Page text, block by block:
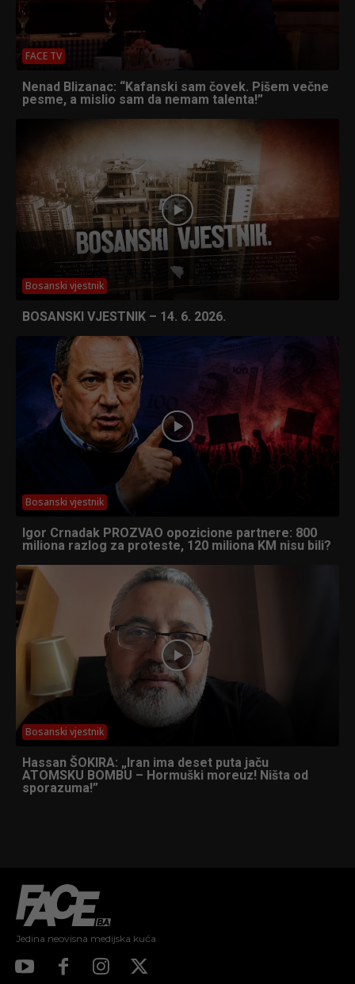
FACE TV
Nenad Blizanac: “Kafanski sam čovek. Pišem večne
pesme, a mislio sam da nemam talenta!”
Bosanski vjestnik
BOSANSKI VJESTNIK – 14. 6. 2026.
Bosanski vjestnik
Igor Crnadak PROZVAO opozicione partnere: 800
miliona razlog za proteste, 120 miliona KM nisu bili?
Bosanski vjestnik
Hassan ŠOKIRA: „Iran ima deset puta jaču
ATOMSKU BOMBU – Hormuški moreuz! Ništa od
sporazuma!”
Jedina neovisna medijska kuća